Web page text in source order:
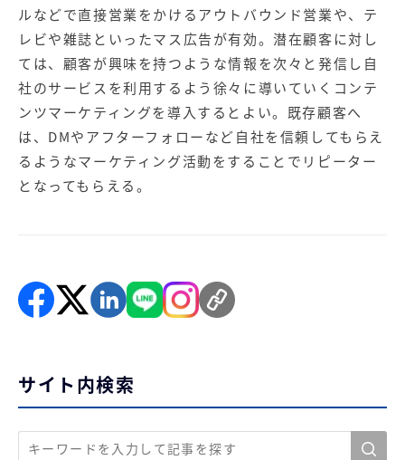
広告プロモーションの製品
【クリニック向け】新規集患
Web広告サービス
【歯科業界向け】新規集患
Web広告パッケージ
【塾・個別塾業界向け】新規
サイトアクセス増加パッケー
商圏ねらいうちパッケージ
WEBプラス
ルなどで直接営業をかけるアウトバウンド営業や、テ
レビや雑誌といったマス広告が有効。潜在顧客に対し
ては、顧客が興味を持つような情報を次々と発信し自
社のサービスを利用するよう徐々に導いていくコンテ
ンツマーケティングを導入するとよい。既存顧客へ
は、DMやアフターフォローなど自社を信頼してもらえ
るようなマーケティング活動をすることでリピーター
となってもらえる。
サイト内検索